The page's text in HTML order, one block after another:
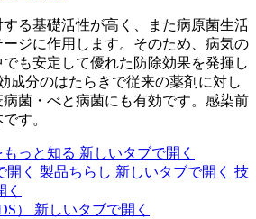
る基礎活性が高く、また病原菌生活
ジに作用します。そのため、病気の
も安定して優れた防除効果を発揮し
成分のはたらきで従来の薬剤に対し
菌・べと病菌にも有効です。感染前
す。
っと知る 新しいタブで開く
開く 製品ちらし 新しいタブで開く 技
く
） 新しいタブで開く